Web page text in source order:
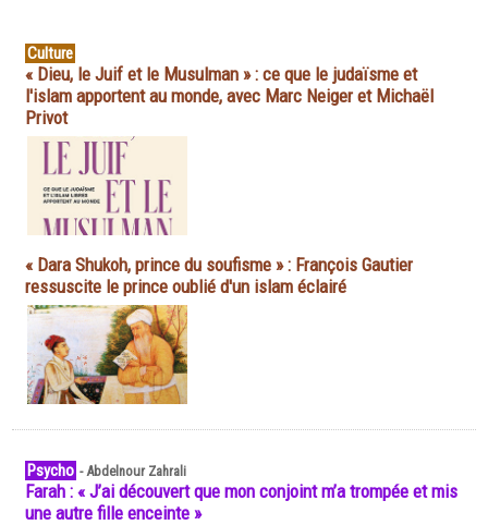
Culture
« Dieu, le Juif et le Musulman » : ce que le judaïsme et
l'islam apportent au monde, avec Marc Neiger et Michaël
Privot
« Dara Shukoh, prince du soufisme » : François Gautier
ressuscite le prince oublié d'un islam éclairé
Psycho -Abdelnour Zahrali
Farah : « J’ai découvert que mon conjoint m’a trompée et mis
une autre fille enceinte »